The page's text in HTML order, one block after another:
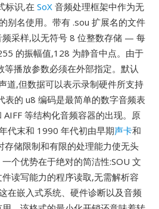
标识,在 SoX 音频处理框架中作为无
别名使用。带有 .sou 扩展名的文件
采样,以无符号 8 位整数存储 — 每
的振幅值,128 为静音中点。由于
等播放参数必须在外部指定。默认
道,但数据可以表示录制硬件所支持
表的 u8 编码是最简单的数字音频表
AIFF 等结构化音频容器的出现。原
代末和 1990 年代初由早期声卡和
存储限制和有限的处理能力使无头
个优势在于绝对的简洁性:SOU 文
读写能力的程序读取,无需解析容
在嵌入式系统、硬件诊断以及音频